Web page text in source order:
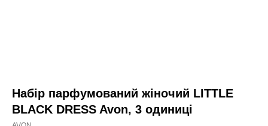
Набір парфумований жіночий LITTLE
BLACK DRESS Avon, 3 одиниці